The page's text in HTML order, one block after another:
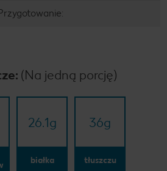
(Na jedną porcję)
26.1g
białka
36g
tłuszczu